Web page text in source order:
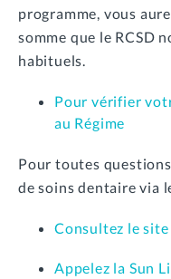
programme, vous
somme que le RCSD
habituels.
Pour vérifier
au Régime
Pour toutes
de soins dentaire via
Consultez le
Appelez la Sun